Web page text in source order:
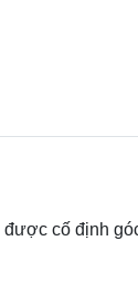
cố định